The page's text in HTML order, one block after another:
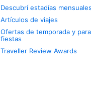
Descubrí estadías mensuales
Artículos de viajes
Ofertas de temporada y
fiestas
Traveller Review Awards